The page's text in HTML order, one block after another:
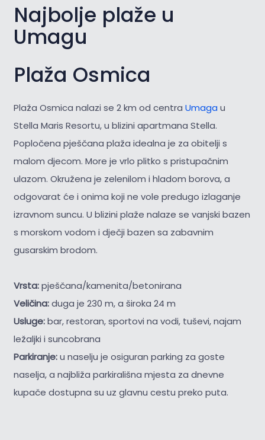
Najbolje plaže u
Umagu
Plaža Osmica
Plaža Osmica nalazi se 2 km od centra Umaga u
Stella Maris Resortu, u blizini apartmana Stella.
Popločena pješčana plaža idealna je za obitelji s
malom djecom. More je vrlo plitko s pristupačnim
ulazom. Okružena je zelenilom i hladom borova, a
odgovarat će i onima koji ne vole predugo izlaganje
izravnom suncu. U blizini plaže nalaze se vanjski bazen
s morskom vodom i dječji bazen sa zabavnim
gusarskim brodom.
Vrsta:pješčana/kamenita/betonirana
Veličina:duga je 230 m, a široka 24 m
Usluge:bar, restoran, sportovi na vodi, tuševi, najam
ležaljki i suncobrana
Parkiranje:u naselju je osiguran parking za goste
naselja, a najbliža parkirališna mjesta za dnevne
kupače dostupna su uz glavnu cestu preko puta.